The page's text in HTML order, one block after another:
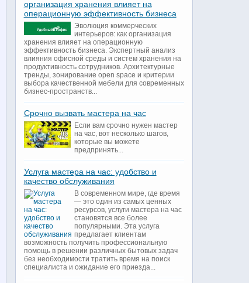
организация хранения влияет на
операционную эффективность бизнеса
Эволюция коммерческих
интерьеров: как организация
хранения влияет на операционную
эффективность бизнеса. Экспертный анализ
влияния офисной среды и систем хранения на
продуктивность сотрудников. Архитектурные
тренды, зонирование open space и критерии
выбора качественной мебели для современных
бизнес-пространств...
Срочно вызвать мастера на час
Если вам срочно нужен мастер
на час, вот несколько шагов,
которые вы можете
предпринять...
Услуга мастера на час: удобство и
качество обслуживания
В современном мире, где время
— это один из самых ценных
ресурсов, услуги мастера на час
становятся все более
популярными. Эта услуга
предлагает клиентам
возможность получить профессиональную
помощь в решении различных бытовых задач
без необходимости тратить время на поиск
специалиста и ожидание его приезда...